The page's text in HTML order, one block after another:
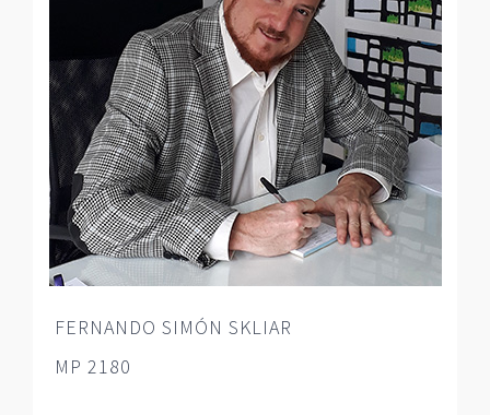
FERNANDO SIMÓN SKLIAR
MP 2180